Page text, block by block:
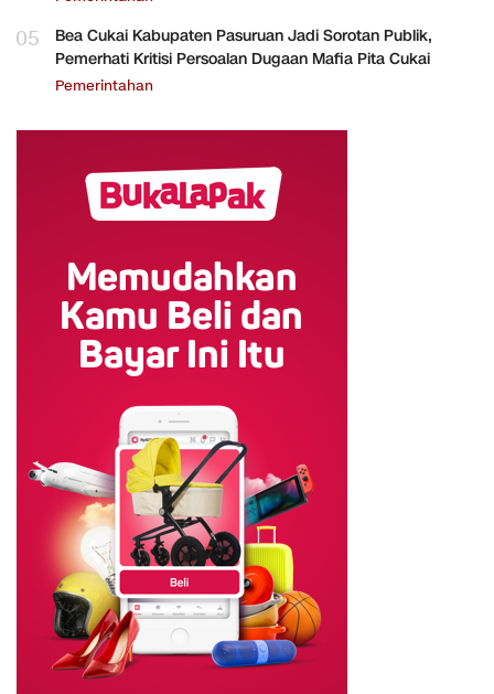
05
Bea Cukai Kabupaten Pasuruan Jadi Sorotan Publik,
Pemerhati Kritisi Persoalan Dugaan Mafia Pita Cukai
Pemerintahan